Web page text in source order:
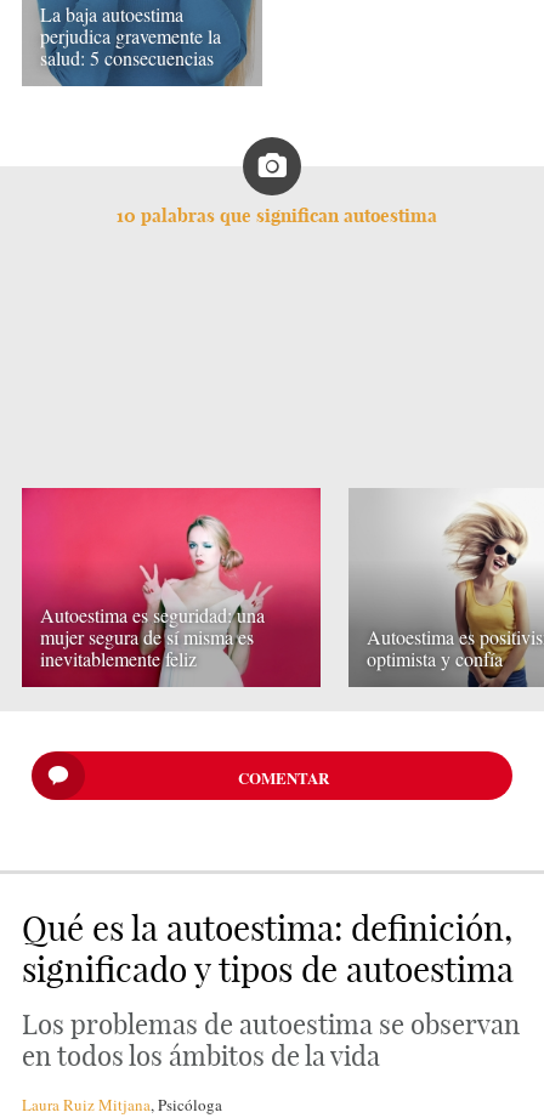
La baja autoestima
perjudica gravemente la
salud: 5 consecuencias
10 palabras que significan autoestima
Autoestima es seguridad: una
mujer segura de sí misma es
inevitablemente feliz
Autoestima es
optimista y confía
COMENTAR
Qué es la autoestima: definición,
significado y tipos de autoestima
Los problemas de autoestima se observan
en todos los ámbitos de la vida
Laura Ruiz Mitjana,Psicóloga